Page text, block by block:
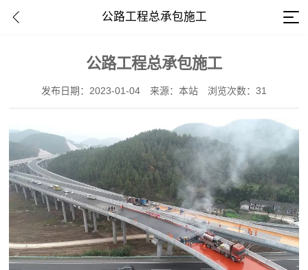
公路工程总承包施工
公路工程总承包施工
发布日期：2023-01-04 来源：本站 浏览次数：31